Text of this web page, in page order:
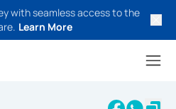
with seamless access to the
Learn More